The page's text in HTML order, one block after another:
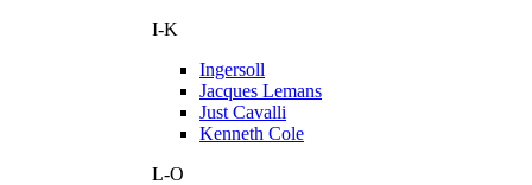
I-K
Ingersoll
Jacques Lemans
Just Cavalli
Kenneth Cole
L-O